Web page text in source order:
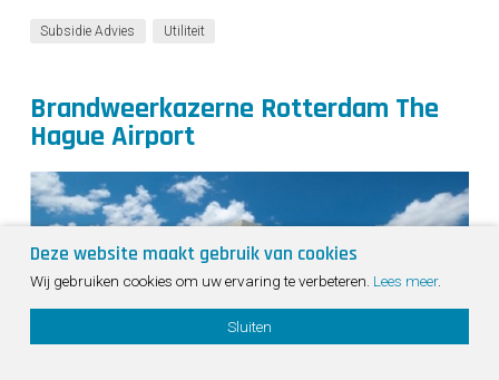
Subsidie Advies Utiliteit
Brandweerkazerne Rotterdam The
Hague Airport
Deze website maakt gebruik van cookies
Wij gebruiken cookies om uw ervaring te verbeteren. Lees meer.
Sluiten